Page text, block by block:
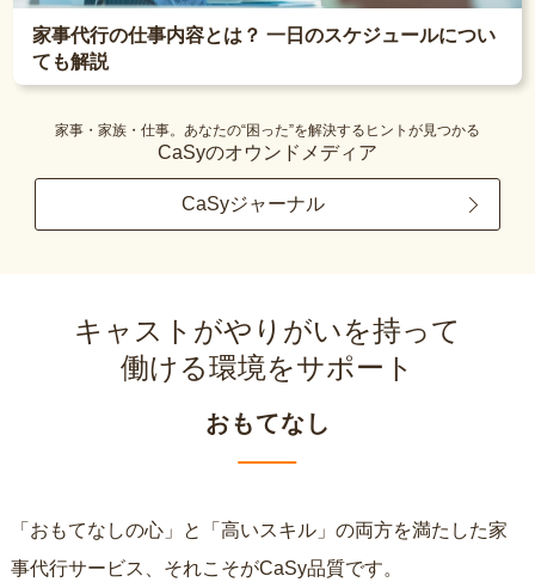
家事代行の仕事内容とは？ 一日のスケジュールについ
ても解説
家事・家族・仕事。あなたの“困った”を解決するヒントが見つかる
CaSyのオウンドメディア
CaSyジャーナル
キャストがやりがいを持って
働ける環境をサポート
おもてなし
「おもてなしの心」と「高いスキル」の両方を満たした家
事代行サービス、それこそがCaSy品質です。